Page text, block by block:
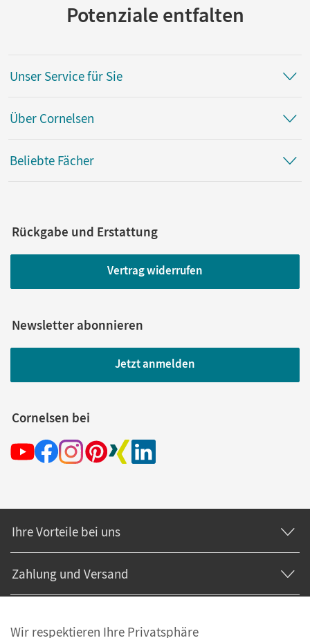
Potenziale entfalten
Unser Service für Sie
Über Cornelsen
Beliebte Fächer
Rückgabe und Erstattung
Vertrag widerrufen
Newsletter abonnieren
Jetzt anmelden
Cornelsen bei
Ihre Vorteile bei uns
Zahlung und Versand
Wir respektieren Ihre Privatsphäre